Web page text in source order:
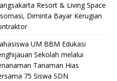
Resort & Living Space
Diminta Bayar Kerugian
UM BBM Edukasi
Sekolah melalui
Tanaman Hias
75 Siswa SDN